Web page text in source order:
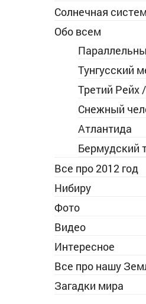
Солнечная
Обо всем
Тунгусский
Третий Рейх
Снежный
Атлантида
Бермудский
Все про 2012 год
Нибиру
Фото
Видео
Интересное
Все про нашу
Загадки мира